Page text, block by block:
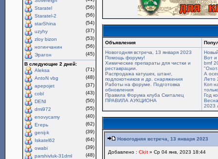
Staratel
(56)
Staratel-2
(56)
starShina
(54)
uzyhy
(37)
zloy bizon
(53)
ногинчанин
(56)
Эрагон
(45)
В следующие 2 дней:
Aleksa
(71)
AntoN vbg
(48)
apepojet
(37)
cobl
(43)
DENI
(50)
dmi972
(55)
enovycamy
(40)
Егерь
(62)
genij-k
(39)
Iskatel62
(64)
owabi
(39)
parshivluk-31dml
(48)
Объявления
Новогодняя встреча, 13 января 2023
Помощь форуму!
Химические препараты для чистки и
реставрации.
Распродажа катушек, штанг,
подлокотников и др. снаряжения
Работы на форуме. Подготовка
обновления
Правила Форума клуба Скиталец
ПРАВИЛА АУКЦИОНА
Вот и
bmf
А
Лето
Коп
Год
2023
Новогодняя встреча, 13 января 2023
Добавлено :Ckit» Ср 04 янв, 2023 18:44